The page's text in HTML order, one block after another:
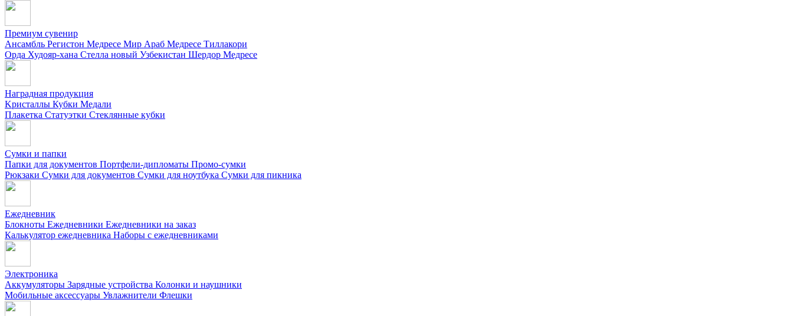
Премиум сувенир
Ансамбль Регистон Медресе Мир Араб Медресе Тиллакори
Орда Худояр-хана Стелла новый Узбекистан Шердор Медресе
Наградная продукция
Kристаллы Кубки Медали
Плакетка Статуэтки Стеклянные кубки
Сумки и папки
Папки для документов Портфели-дипломаты Промо-сумки
Рюкзаки Сумки для документов Сумки для ноутбука Сумки для пикника
Ежедневник
Блокноты Ежедневники Ежедневники на заказ
Калькулятор ежедневника Наборы с ежедневниками
Электроника
Аккумуляторы Зарядные устройства Колонки и наушники
Мобильные аксессуары Увлажнители Флешки